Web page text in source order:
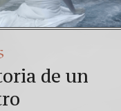
de un